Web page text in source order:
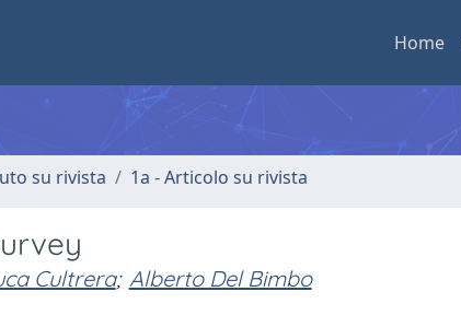
Home
su rivista 1a - Articolo su rivista
Cultrera; Alberto Del Bimbo